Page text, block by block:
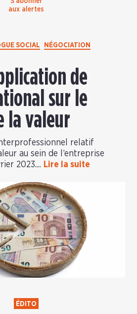
aux alertes
SOCIAL
NÉGOCIATION
de
sur le
la valeur
relatif
au sein de l’entreprise
2023.... Lire la suite
ÉDITO